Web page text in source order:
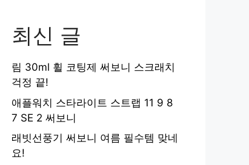
최신 글
림 30ml 휠 코팅제 써보니 스크래치
걱정 끝!
애플워치 스타라이트 스트랩 11 9 8
7 SE 2 써보니
래빗선풍기 써보니 여름 필수템 맞네
요!